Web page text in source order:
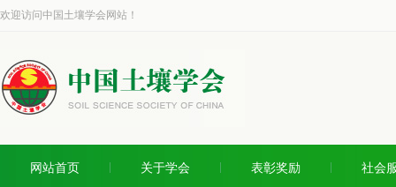
欢迎访问中国土壤学会网站！
网站首页 关于学会 表彰奖励 社会